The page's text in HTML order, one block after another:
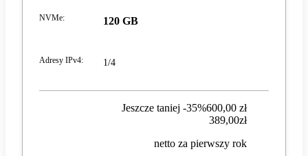
NVMe: 120 GB
Adresy IPv4: 1/4
Jeszcze taniej -35%600,00 zł
389,00 zł
389,00zł
netto za pierwszy rok